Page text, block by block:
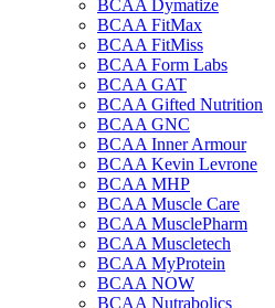
BCAA Dymatize
BCAA FitMax
BCAA FitMiss
BCAA Form Labs
BCAA GAT
BCAA Gifted Nutrition
BCAA GNC
BCAA Inner Armour
BCAA Kevin Levrone
BCAA MHP
BCAA Muscle Care
BCAA MusclePharm
BCAA Muscletech
BCAA MyProtein
BCAA NOW
BCAA Nutrabolics